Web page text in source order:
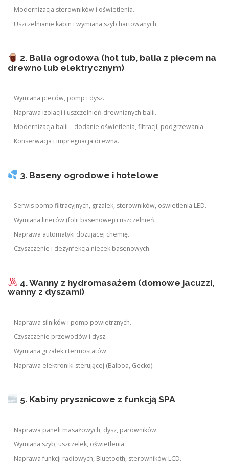
Modernizacja sterowników i oświetlenia.
Uszczelnianie kabin i wymiana szyb hartowanych.
2. Balia ogrodowa (hot tub, balia z piecem na
drewno lub elektrycznym)
Wymiana pieców, pomp i dysz.
Naprawa izolacji i uszczelnień drewnianych balii.
Modernizacja balii – dodanie oświetlenia, filtracji, podgrzewania.
Konserwacja i impregnacja drewna.
3. Baseny ogrodowe i hotelowe
Serwis pomp filtracyjnych, grzałek, sterowników, oświetlenia LED.
Wymiana linerów (folii basenowej) i uszczelnień.
Naprawa automatyki dozującej chemię.
Czyszczenie i dezynfekcja niecek basenowych.
4. Wanny z hydromasażem (domowe jacuzzi,
wanny z dyszami)
Naprawa silników i pomp powietrznych.
Czyszczenie przewodów i dysz.
Wymiana grzałek i termostatów.
Naprawa elektroniki sterującej (Balboa, Gecko).
5. Kabiny prysznicowe z funkcją SPA
Naprawa paneli masażowych, dysz, parowników.
Wymiana szyb, uszczelek, oświetlenia.
Naprawa funkcji radiowych, Bluetooth, sterowników LCD.